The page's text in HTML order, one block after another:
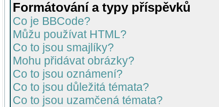
Formátování a typy příspěvků
Co je BBCode?
Můžu používat HTML?
Co to jsou smajlíky?
Mohu přidávat obrázky?
Co to jsou oznámení?
Co to jsou důležitá témata?
Co to jsou uzamčená témata?